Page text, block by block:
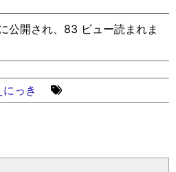
公開され、83 ビュー読まれま
にっき